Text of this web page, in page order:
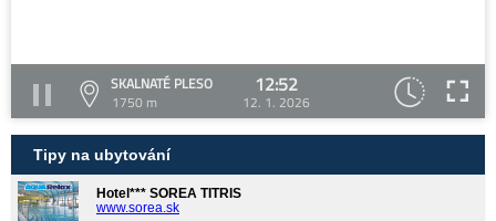
SKALNATÉ PLESO
1750 m
12:52
12. 1. 2026
Tipy na ubytování
Hotel*** SOREA TITRIS
www.sorea.sk